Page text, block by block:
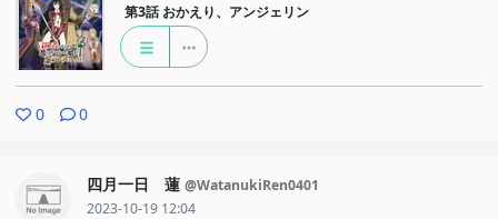
第3話 おかえり、アンジェリン
0 0
四月一日 蓮 @WatanukiRen0401
2023-10-19 12:04